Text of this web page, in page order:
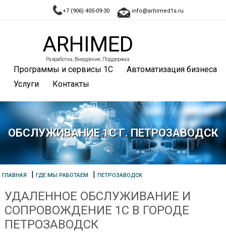
+7 (906) 405-09-30 info@arhimed1s.ru
ARHIMED
Разработка, Внедрение, Поддержка
Программы и сервисы 1С
Автоматизация бизнеса
Услуги
Контакты
ОБСЛУЖИВАНИЕ 1С Г. ПЕТРОЗАВОДСК
ГЛАВНАЯ |ГДЕ МЫ РАБОТАЕМ |ПЕТРОЗАВОДСК
УДАЛЕННОЕ ОБСЛУЖИВАНИЕ И
СОПРОВОЖДЕНИЕ 1С В ГОРОДЕ
ПЕТРОЗАВОДСК